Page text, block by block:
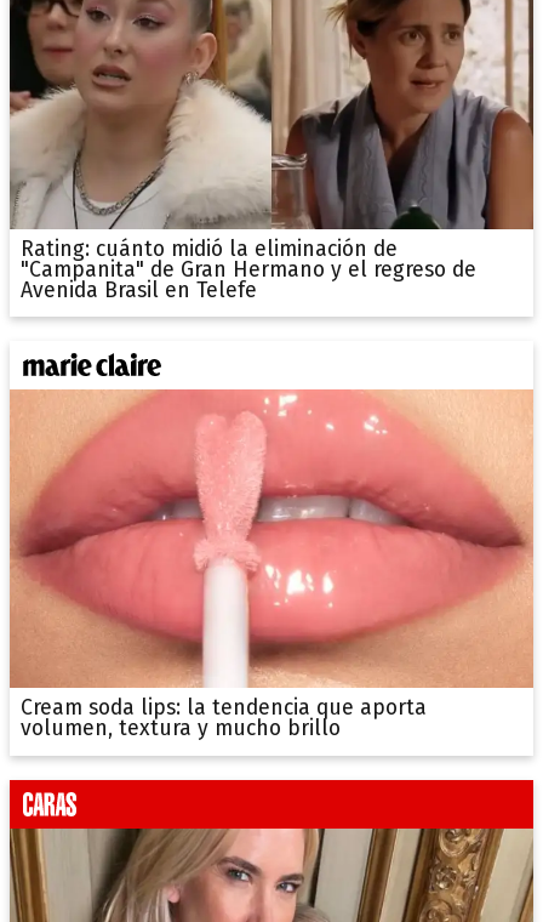
Rating: cuánto midió la eliminación de
"Campanita" de Gran Hermano y el regreso de
Avenida Brasil en Telefe
Cream soda lips: la tendencia que aporta
volumen, textura y mucho brillo